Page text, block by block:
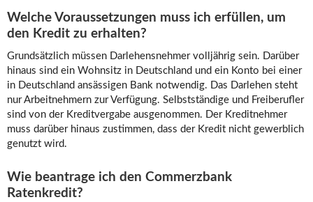
Welche Voraussetzungen muss ich erfüllen, um
den Kredit zu erhalten?
Grundsätzlich müssen Darlehensnehmer volljährig sein. Darüber
hinaus sind ein Wohnsitz in Deutschland und ein Konto bei einer
in Deutschland ansässigen Bank notwendig. Das Darlehen steht
nur Arbeitnehmern zur Verfügung. Selbstständige und Freiberufler
sind von der Kreditvergabe ausgenommen. Der Kreditnehmer
muss darüber hinaus zustimmen, dass der Kredit nicht gewerblich
genutzt wird.
Wie beantrage ich den Commerzbank
Ratenkredit?